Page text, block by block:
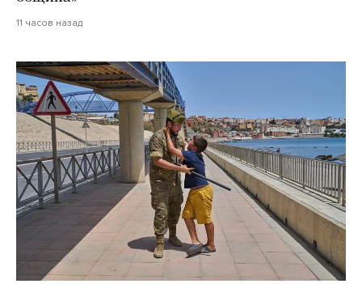
11 часов назад